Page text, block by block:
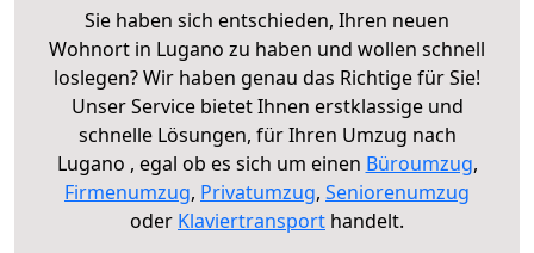
Sie haben sich entschieden, Ihren neuen
Wohnort in Lugano zu haben und wollen schnell
loslegen? Wir haben genau das Richtige für Sie!
Unser Service bietet Ihnen erstklassige und
schnelle Lösungen, für Ihren Umzug nach
Lugano , egal ob es sich um einen Büroumzug,
Firmenumzug, Privatumzug, Seniorenumzug
oder Klaviertransport handelt.